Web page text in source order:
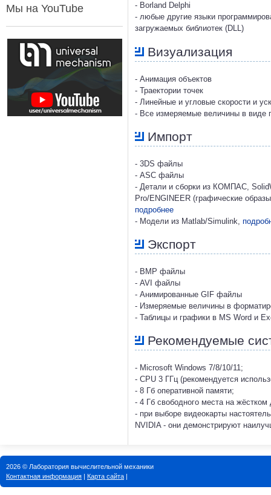
Мы на YouTube
- Borland Delphi
- любые другие языки
загружаемых библиотек (DLL)
Визуализация
- Анимация объектов
- Траектории точек
- Линейные и угловые скорости и
- Все измеряемые величины в виде
Импорт
- 3DS файлы
- ASC файлы
- Детали и сборки из КОМПАС,
Pro/ENGINEER (графические
подробнее
- Модели из Matlab/Simulink,
Экспорт
- BMP файлы
- AVI файлы
- Анимированные GIF файлы
- Измеряемые величины в
- Таблицы и графики в MS Word и
Рекомендуемые
- Microsoft Windows 7/8/10/11;
- CPU 3 ГГц (рекомендуется
- 8 Гб оперативной памяти;
- 4 Гб свободного места на жёстком
- при выборе видеокарты
NVIDIA - они демонстрируют
2026 © Лаборатория вычислительной механики
Контактная информация
Карта сайта